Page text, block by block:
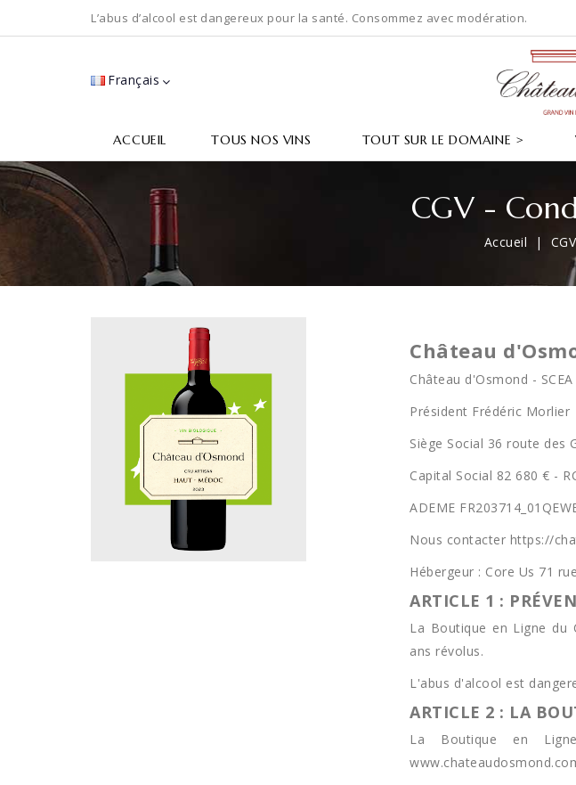
L’abus d’alcool est dangereux pour la santé. Consommez avec modération.
Français
ACCUEIL TOUS NOS VINS TOUT SUR LE DOMAINE >
CGV -
Accueil
Château
Château d'Osmond -
Président Frédéric Morlier
Siège Social 36 route des
Capital Social 82 680 € -
ADEME
Nous contacter https://
Hébergeur : Core Us 71
ARTICLE 1 :
La Boutique en Ligne du
ans révolus.
L'abus d'alcool est
ARTICLE 2 : LA
La Boutique en